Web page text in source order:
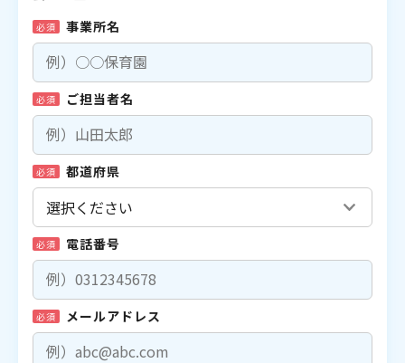
必須 事業所名
必須 ご担当者名
必須 都道府県
必須 電話番号
必須 メールアドレス